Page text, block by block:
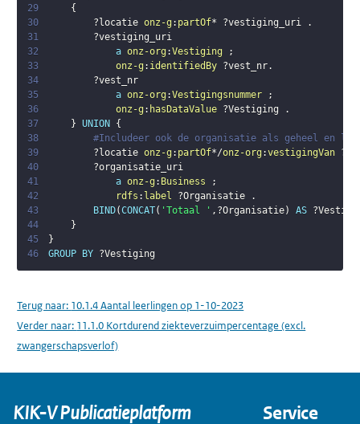
29
{
30
?locatie onz-g : partOf* ?vestiging_uri
.
31
?vestiging_uri
32
a onz-org :Vestiging
;
33
onz-g : identifiedBy ?vest_nr.
34
?vest_nr
35
a onz-org :Vestigingsnummer
;
36
onz-g : hasDataValue ?Vestiging
.
37
} UNION
{
38
#Includeer ook de organisatie als geheel en
39
?locatie onz-g : partOf*/onz-org :vestigingVan
40
?organisatie_uri
41
a onz-g : Business
;
42
rdfs : label ?Organisatie
.
43
BIND(CONCAT( 'Totaal ' , ?Organisatie) AS
44
}
45
}
46
GROUP BY ?Vestiging
Terug naar: 10.1.4 Aantal leerlingen op 1-10-2023
Verder naar: 11.1.0 Kortdurend ziekteverzuimpercentage (excl.
zwangerschapsverlof)
KIK-V Publicatieplatform Service